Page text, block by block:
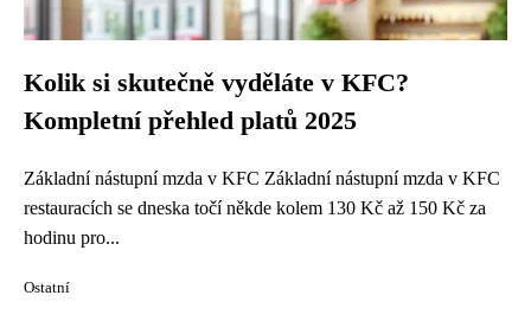
Kolik si skutečně vyděláte v KFC?
Kompletní přehled platů 2025
Základní nástupní mzda v KFC Základní nástupní mzda v KFC
restauracích se dneska točí někde kolem 130 Kč až 150 Kč za
hodinu pro...
Ostatní